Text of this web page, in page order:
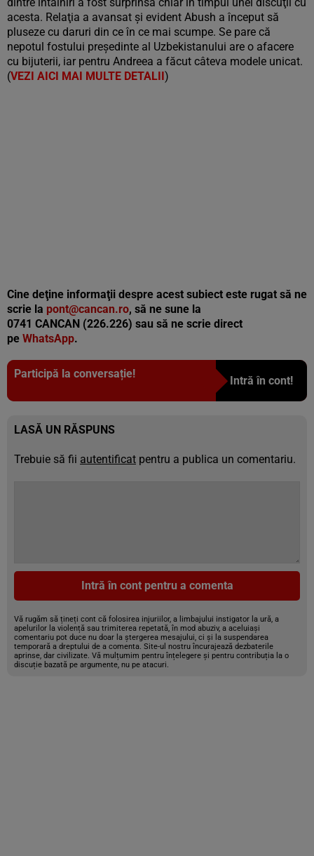
acesta. Relaţia a avansat şi evident Abush a început să
pluseze cu daruri din ce în ce mai scumpe. Se pare că
nepotul fostului președinte al Uzbekistanului are o afacere
cu bijuterii, iar pentru Andreea a făcut câteva modele unicat.
(VEZI AICI MAI MULTE DETALII)
Cine deţine informaţii despre acest subiect este rugat să ne
scrie la pont@cancan.ro, să ne sune la
0741 CANCAN (226.226) sau să ne scrie direct
pe WhatsApp.
Participă la conversație!
Intră în cont!
LASĂ UN RĂSPUNS
Trebuie să fii autentificat pentru a publica un comentariu.
Intră în cont pentru a comenta
Vă rugăm să țineți cont că folosirea injuriilor, a limbajului instigator la ură, a
apelurilor la violență sau trimiterea repetată, în mod abuziv, a aceluiași
comentariu pot duce nu doar la ștergerea mesajului, ci și la suspendarea
temporară a dreptului de a comenta. Site-ul nostru încurajează dezbaterile
aprinse, dar civilizate. Vă mulțumim pentru înțelegere și pentru contribuția la o
discuție bazată pe argumente, nu pe atacuri.